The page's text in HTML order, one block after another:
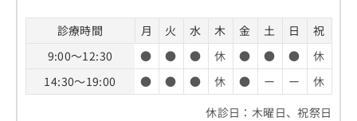
診療時間 月 火 水 木 金 土 日
祝
9:00～12:30
● ● ● 休 ● ● ●
休
14:30～19:00
● ● ● 休 ● ー ー
休
休診日：木曜日、祝祭日